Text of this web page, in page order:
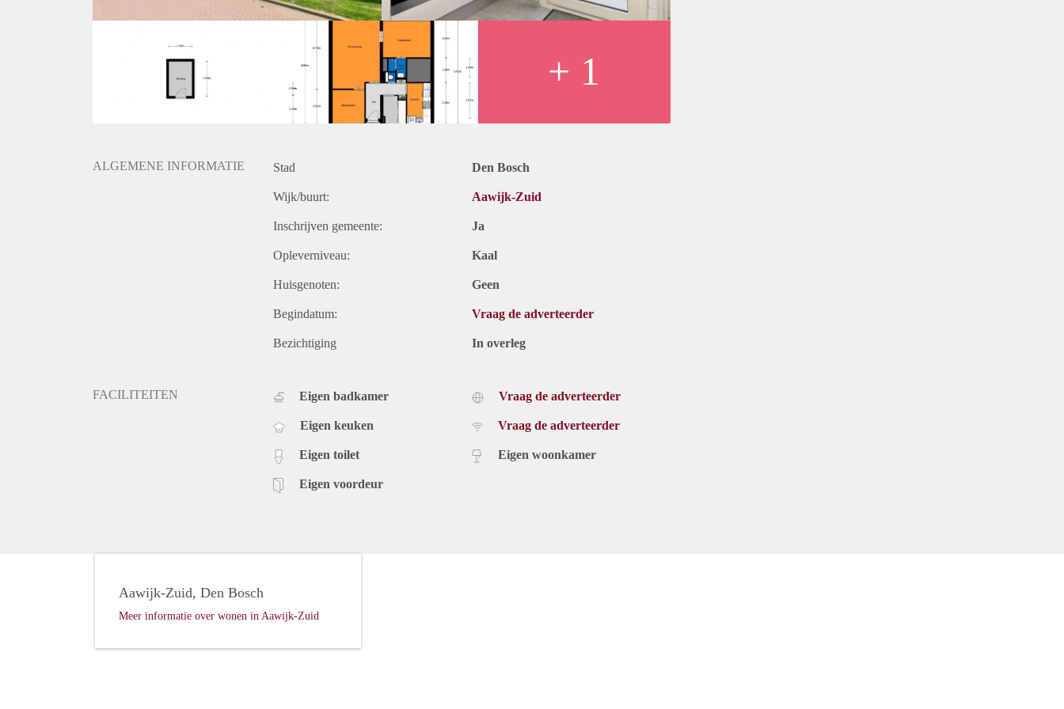
+ 1
ALGEMENE INFORMATIE Stad Den Bosch
Wijk/buurt: Aawijk-Zuid
Inschrijven gemeente: Ja
Opleverniveau: Kaal
Huisgenoten: Geen
Begindatum: Vraag de adverteerder
Bezichtiging In overleg
FACILITEITEN Eigen badkamer
Eigen keuken
Eigen toilet
Eigen voordeur
Vraag de adverteerder
Vraag de adverteerder
Eigen woonkamer
Aawijk-Zuid, Den Bosch
Meer informatie over wonen in Aawijk-Zuid